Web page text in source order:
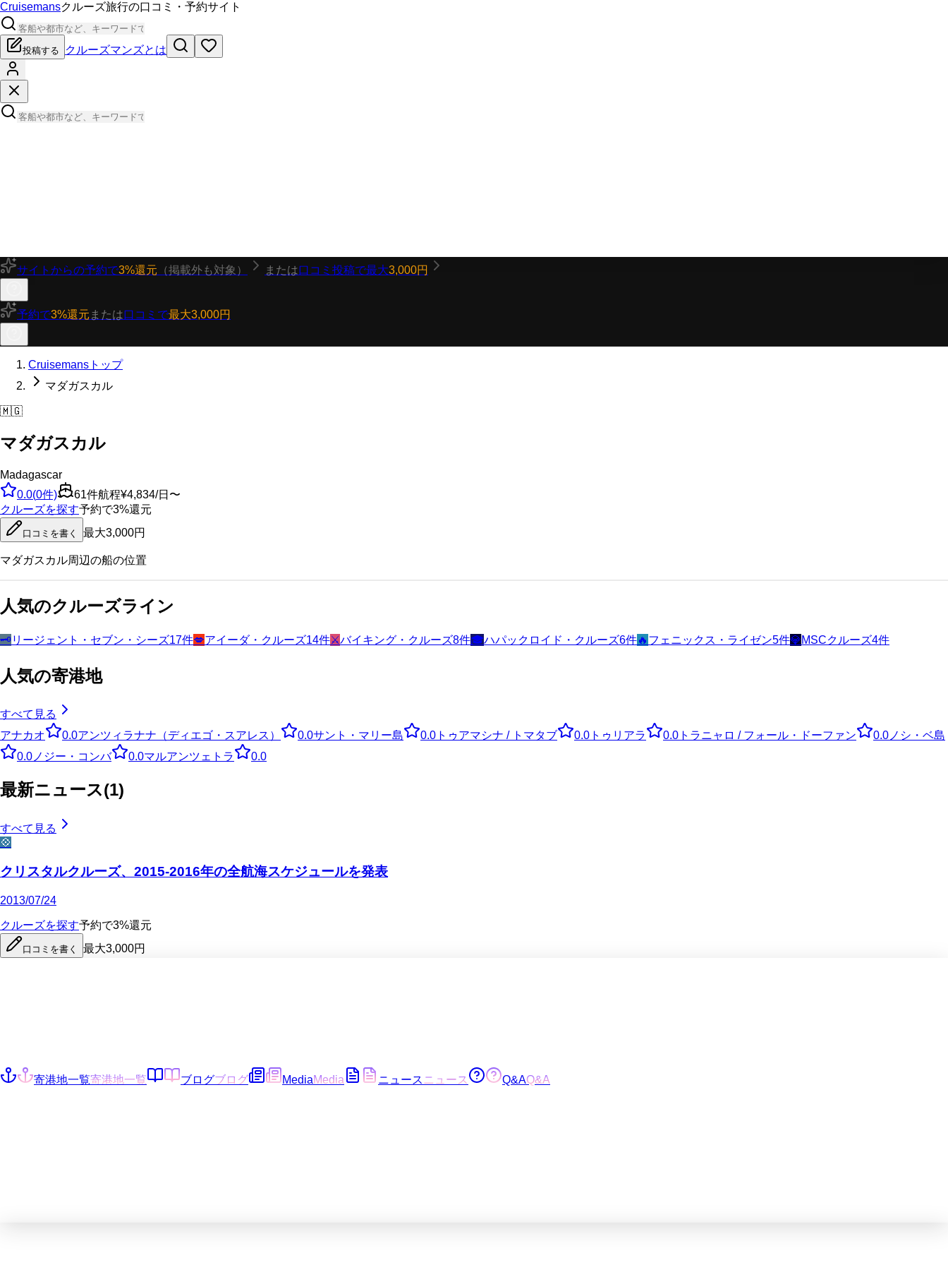
Cruisemansクルーズ旅行の口コミ・予約サイト
投稿する クルーズマンズとは
サイトからの予約で3%還元 （掲載外も対象） または口コミ投稿で最大3,000円
予約で3%還元 または口コミで最大3,000円
Cruisemansトップ
マダガスカル
🇲🇬
マダガスカル
Madagascar
0.0(0件) 61件航程¥4,834/日〜
クルーズを探す予約で3%還元
口コミを書く 最大3,000円
マダガスカル周辺の船の位置
人気のクルーズライン
🗝️ リージェント・セブン・シーズ17件💋アイーダ・クルーズ14件⚔️バイキング・クルーズ8件🎓ハパックロイド・クルーズ6件🔥 フェニックス・ライゼン5件💎MSCクルーズ4件
人気の寄港地
すべて見る
アナカオ
0.0アンツィラナナ（ディエゴ・スアレス） 0.0サント・マリー島 0.0 トゥアマシナ / トマタブ 0.0 トゥリアラ 0.0 トラニャロ / フォール・ドーファン 0.0ノシ・ベ島
0.0ノジー・コンバ 0.0マルアンツェトラ 0.0
最新ニュース(1)
すべて見る
💠
クリスタルクルーズ、2015-2016年の全航海スケジュールを発表
2013/07/24
クルーズを探す予約で3%還元
口コミを書く 最大3,000円
寄港地一覧寄港地一覧 ブログブログ MediaMedia ニュース ニュース Q&AQ&A